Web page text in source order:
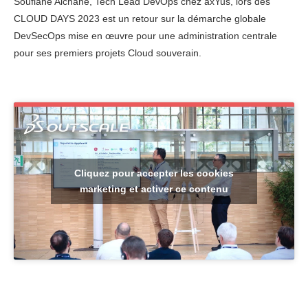
CLOUD DAYS 2023 est un retour sur la démarche globale
DevSecOps mise en œuvre pour une administration centrale
pour ses premiers projets Cloud souverain.
Cliquez pour accepter les cookies
marketing et activer ce contenu